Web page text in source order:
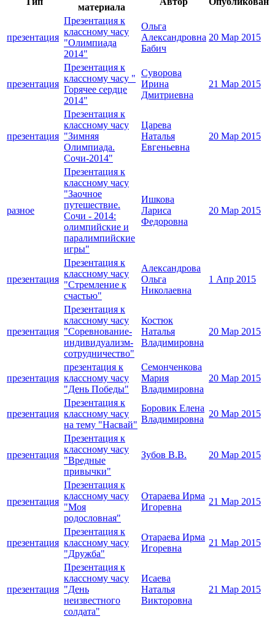
материала
презентация
Презентация к
классному часу
"Олимпиада
2014"
Ольга
Александровна
Бабич
20 Мар 2015
презентация
Презентация к
классному часу "
Горячее сердце
2014"
Суворова
Ирина
Дмитриевна
21 Мар 2015
презентация
Презентация к
классному часу
"Зимняя
Олимпиада.
Сочи-2014"
Царева
Наталья
Евгеньевна
20 Мар 2015
разное
Презентация к
классному часу
"Заочное
путешествие.
Сочи - 2014:
олимпийские и
паралимпийские
игры"
Ишкова
Лариса
Федоровна
20 Мар 2015
презентация
Презентация к
классному часу
"Стремление к
счастью"
Александрова
Ольга
Николаевна
1 Апр 2015
презентация
Презентация к
классному часу
"Соревнование-
индивидуализм-
сотрудничество"
Костюк
Наталья
Владимировна
20 Мар 2015
презентация
презентация к
классному часу
"День Победы"
Семонченкова
Мария
Владимировна
20 Мар 2015
презентация
Презентация к
классному часу
на тему "Насвай"
Боровик Елена
Владимировна
20 Мар 2015
презентация
Презентация к
классному часу
"Вредные
привычки"
Зубов В.В. 20 Мар 2015
презентация
Презентация к
классному часу
"Моя
родословная"
Отараева Ирма
Игоревна
21 Мар 2015
презентация
Презентация к
классному часу
"Дружба"
Отараева Ирма
Игоревна
21 Мар 2015
презентация
Презентация к
классному часу
"День
неизвестного
солдата"
Исаева
Наталья
Викторовна
21 Мар 2015